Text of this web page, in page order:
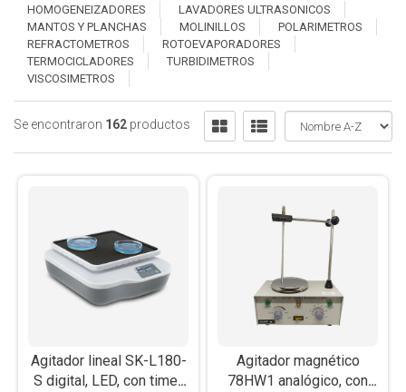
HOMOGENEIZADORES
LAVADORES ULTRASONICOS
MANTOS Y PLANCHAS
MOLINILLOS
POLARIMETROS
REFRACTOMETROS
ROTOEVAPORADORES
TERMOCICLADORES
TURBIDIMETROS
VISCOSIMETROS
Se encontraron 162 productos
Agitador lineal SK-L180-
S digital, LED, con timer,
Agitador magnético
78HW1 analógico, con